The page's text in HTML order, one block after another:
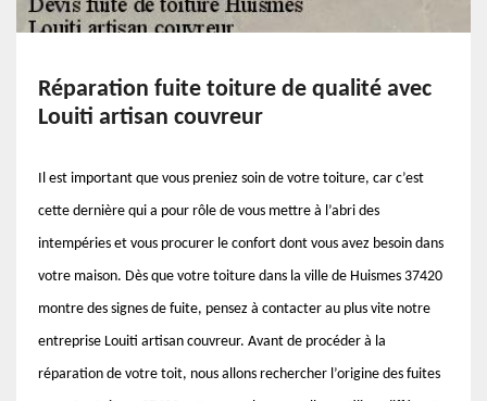
Réparation fuite toiture de qualité avec
Louiti artisan couvreur
Il est important que vous preniez soin de votre toiture, car c’est
cette dernière qui a pour rôle de vous mettre à l’abri des
intempéries et vous procurer le confort dont vous avez besoin dans
votre maison. Dès que votre toiture dans la ville de Huismes 37420
montre des signes de fuite, pensez à contacter au plus vite notre
entreprise Louiti artisan couvreur. Avant de procéder à la
réparation de votre toit, nous allons rechercher l’origine des fuites